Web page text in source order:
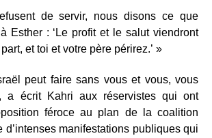
de servir, nous disons ce que
Esther : ‘Le profit et le salut viendront
et toi et votre père périrez.’ »
peut faire sans vous et vous, vous
a écrit Kahri aux réservistes qui ont
féroce au plan de la coalition
d’intenses manifestations publiques qui